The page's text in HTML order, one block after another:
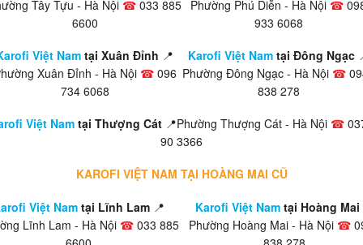
Tây Tựu - Hà Nội ☎ 033 885
6600
Phường Phú Diễn - Hà Nội ☎
933 6068
Việt Nam tại Xuân Đỉnh 📍
Xuân Đỉnh - Hà Nội ☎096
734 6068
Karofi Việt Namtại Đông Ngạc
Phường Đông Ngạc - Hà Nội ☎
838 278
Việt Nam tại Thượng Cát 📍Phường Thượng Cát - Hà Nội ☎
90 3366
KAROFI VIỆT NAM TẠI HOÀNG MAI CŨ
Việt Nam tại Lĩnh Lam 📍
Lĩnh Lam - Hà Nội ☎033 885
Karofi Việt Namtại Hoàng Mai
Phường Hoàng Mai - Hà Nội ☎